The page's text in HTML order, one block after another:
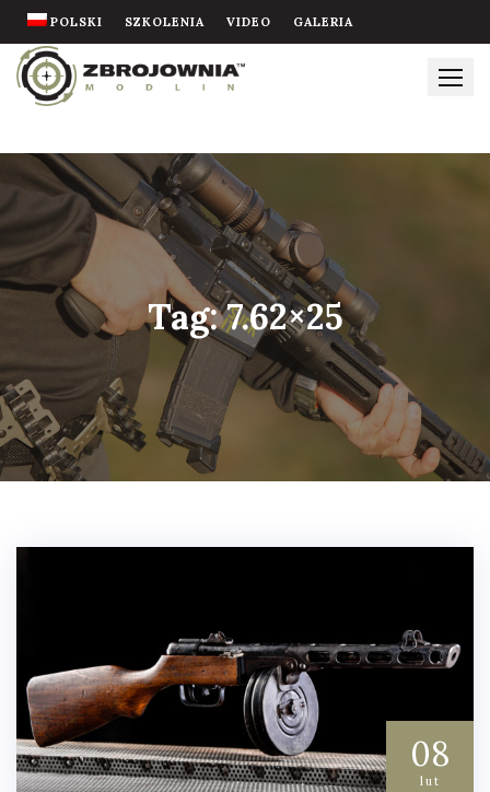
Skip
to
content
POLSKI SZKOLENIA VIDEO GALERIA
Tag:7.62×25
08
lut